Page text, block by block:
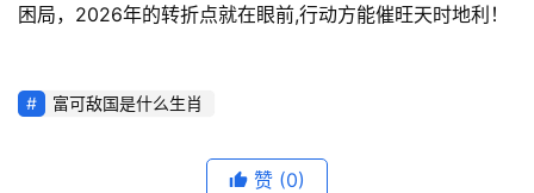
困局，2026年的转折点就在眼前,行动方能催旺天时地利！
富可敌国是什么生肖
赞 (0)